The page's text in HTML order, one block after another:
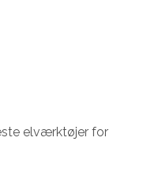
elværktøjer for